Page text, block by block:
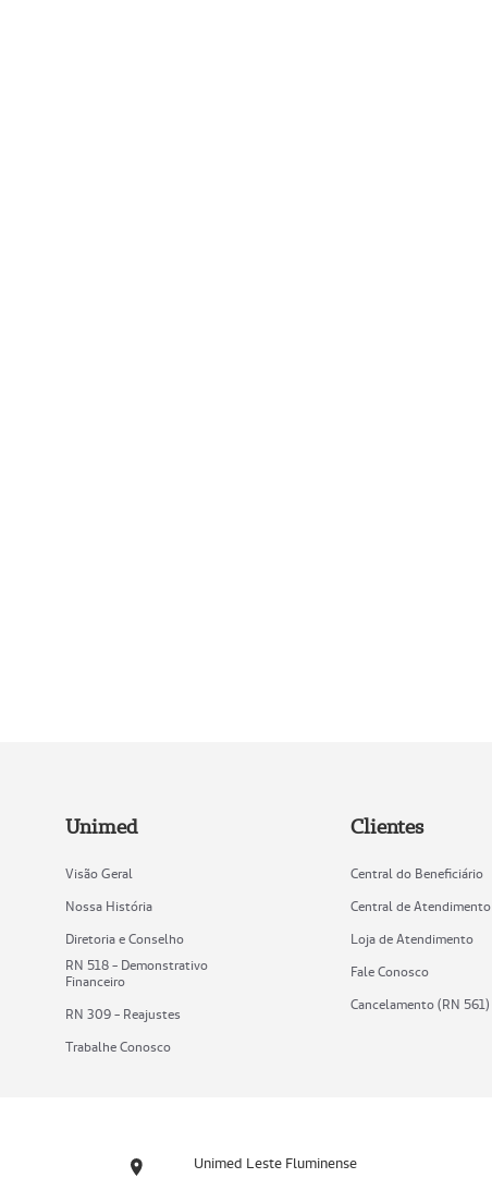
Unimed
Visão Geral
Nossa História
Diretoria e Conselho
RN 518 - Demonstrativo
Financeiro
RN 309 - Reajustes
Trabalhe Conosco
Clientes
Central do Beneficiário
Central de Atendimento
Loja de Atendimento
Fale Conosco
Cancelamento (RN 561)
Unimed Leste Fluminense